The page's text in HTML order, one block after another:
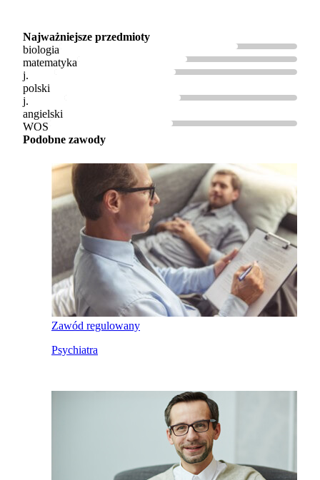
Najważniejsze przedmioty
biologia
matematyka
j.
polski
j.
angielski
WOS
Podobne zawody
Zawód regulowany
Psychiatra